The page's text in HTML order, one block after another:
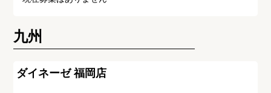
九州
ダイネーゼ 福岡店